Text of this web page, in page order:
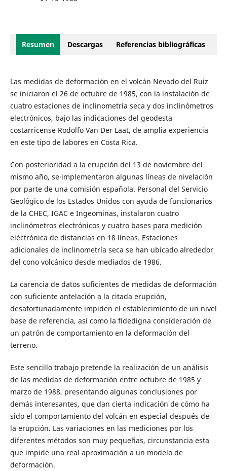
Resumen Descargas Referencias bibliográficas
Las medidas de deformación en el volcán Nevado del Ruiz
se iniciaron el 26 de octubre de 1985, con la instalación de
cuatro estaciones de inclinometría seca y dos inclinómetros
electrónicos, bajo las indicaciones del geodesta
costarricense Rodolfo Van Der Laat, de amplia experiencia
en este tipo de labores en Costa Rica.
Con posterioridad a la erupción del 13 de noviembre del
mismo año, se·implementaron algunas líneas de nivelación
por parte de una comisión española. Personal del Servicio
Geológico de los Estados Unidos con ayuda de funcionarios
de la CHEC, IGAC e Ingeominas, instalaron cuatro
inclinómetros electrónicos y cuatro bases para medición
eléctrónica de distancias en 18 líneas. Estaciones
adicionales de inclinometría seca se han ubicado alrededor
del cono volcánico desde mediados de 1986.
La carencia de datos suficientes de medidas de deformación
con suficiente antelación a la citada erupción,
desafortunadamente impiden el establecimiento de un nivel
base de referencia, así como la fidedigna consideración de
un patrón de comportamiento en la deformación del
terreno.
Este sencillo trabajo pretende la realización de un análisis
de las medidas de deformación entre octubre de 1985 y
marzo de 1988, presentando algunas conclusiones por
demás interesantes, que dan cierta indicación de cómo ha
sido el comportamiento del volcán en especial después de
la erupción. Las variaciones en las mediciones por los
diferentes métodos son muy pequeñas, circunstancia esta
que impide una real aproximación a un modelo de
deformación.